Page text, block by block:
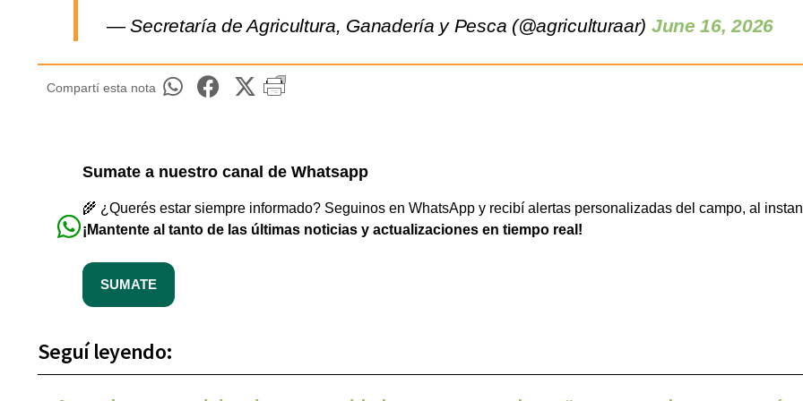
— Secretaría de Agricultura, Ganadería y Pesca (@agriculturaar) June 16, 2026
Compartí esta nota
Sumate a nuestro canal de Whatsapp
🌾 ¿Querés estar siempre informado? Seguinos en WhatsApp y recibí alertas personalizadas del campo, al
¡Mantente al tanto de las últimas noticias y actualizaciones en tiempo real!
SUMATE
Seguí leyendo: